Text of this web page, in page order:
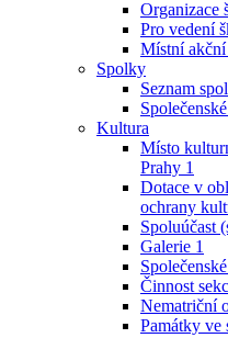
Organizace
Pro vedení
Místní
Spolky
Seznam
Kultura
Místo
Prahy 1
Dotace v
ochrany
Spoluúčast
Galerie 1
Činnost
Nematriční
Památky ve